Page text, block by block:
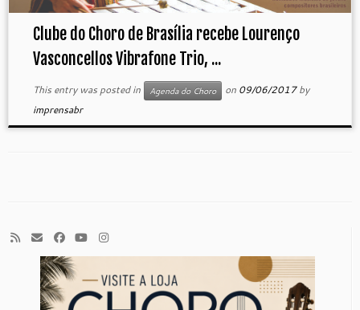
Clube do Choro de Brasília recebe Lourenço
Vasconcellos Vibrafone Trio, ...
This entry was posted in Agenda do Choro on 09/06/2017 by
imprensabr